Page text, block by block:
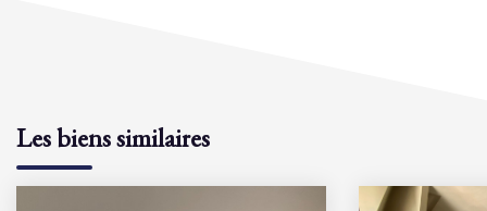
Les biens similaires